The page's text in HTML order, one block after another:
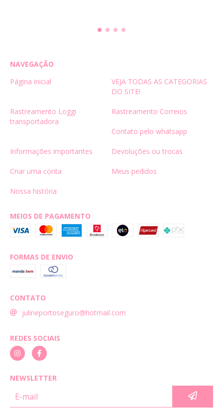
NAVEGAÇÃO
Página inicial
VEJA TODAS AS CATEGORIAS
DO SITE!
Rastreamento Loggi
transportadora
Rastreamento Correios
Contato pelo whatsapp
Informações importantes Devoluções ou trocas
Criar uma conta Meus pedidos
Nossa história
MEIOS DE PAGAMENTO
FORMAS DE ENVIO
CONTATO
julineportoseguro@hotmail.com
REDES SOCIAIS
NEWSLETTER